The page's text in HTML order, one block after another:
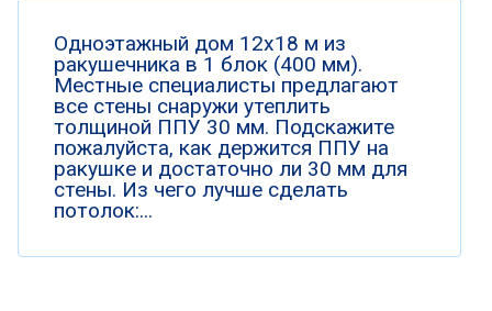
Одноэтажный дом 12х18 м из
ракушечника в 1 блок (400 мм).
Местные специалисты предлагают
все стены снаружи утеплить
толщиной ППУ 30 мм. Подскажите
пожалуйста, как держится ППУ на
ракушке и достаточно ли 30 мм для
стены. Из чего лучше сделать
потолок:...